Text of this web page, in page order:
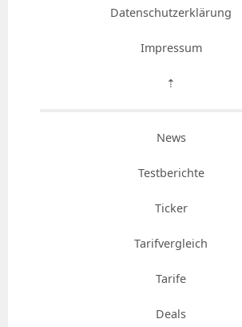
Datenschutzerklärung
Impressum
⇡
News
Testberichte
Ticker
Tarifvergleich
Tarife
Deals